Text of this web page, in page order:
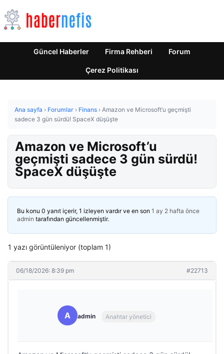
Güncel Haberler Firma Rehberi Forum
Çerez Politikası
Ana sayfa › Forumlar › Finans › Amazon ve Microsoft’u geçmişti
sadece 3 gün sürdü! SpaceX düşüşte
Amazon ve Microsoft’u
geçmişti sadece 3 gün sürdü!
SpaceX düşüşte
Bu konu 0 yanıt içerir, 1 izleyen vardır ve en son 1 ay 2 hafta önce
admin tarafından güncellenmiştir.
1 yazı görüntüleniyor (toplam 1)
06/18/2026: 8:39 pm #22713
A admin Anahtar yönetici